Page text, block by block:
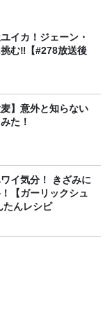
イカ！ジェーン・
む‼【#278放送後
】意外と知らない
た！
イ気分！ きざみに
【ガーリックシュ
たんレシピ